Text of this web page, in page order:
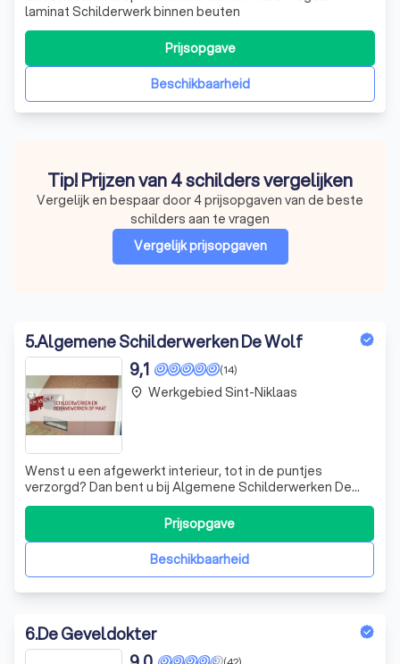
laminat Schilderwerk binnen beuten
Beschikbaarheid
Prijsopgave
Tip! Prijzen van 4 schilders vergelijken
Vergelijk en bespaar door 4 prijsopgaven van de beste
schilders aan te vragen
Vergelijk prijsopgaven
5.Algemene Schilderwerken De Wolf
(14)
9,1
Wenst u een afgewerkt interieur, tot in de puntjes
verzorgd? Dan bent u bij Algemene Schilderwerken De
Wolf aan het juiste adres. Ik verzorg niet alleen schilder-
en behangwerken, maar ook vloerbekleding,
raamdecoratie, sierlijsten en plinten. Tijdens een
huisbezoek bespreken we samen welke kleuren
Beschikbaarheid
Prijsopgave
place Werkgebied Sint-Niklaas
6.De Geveldokter